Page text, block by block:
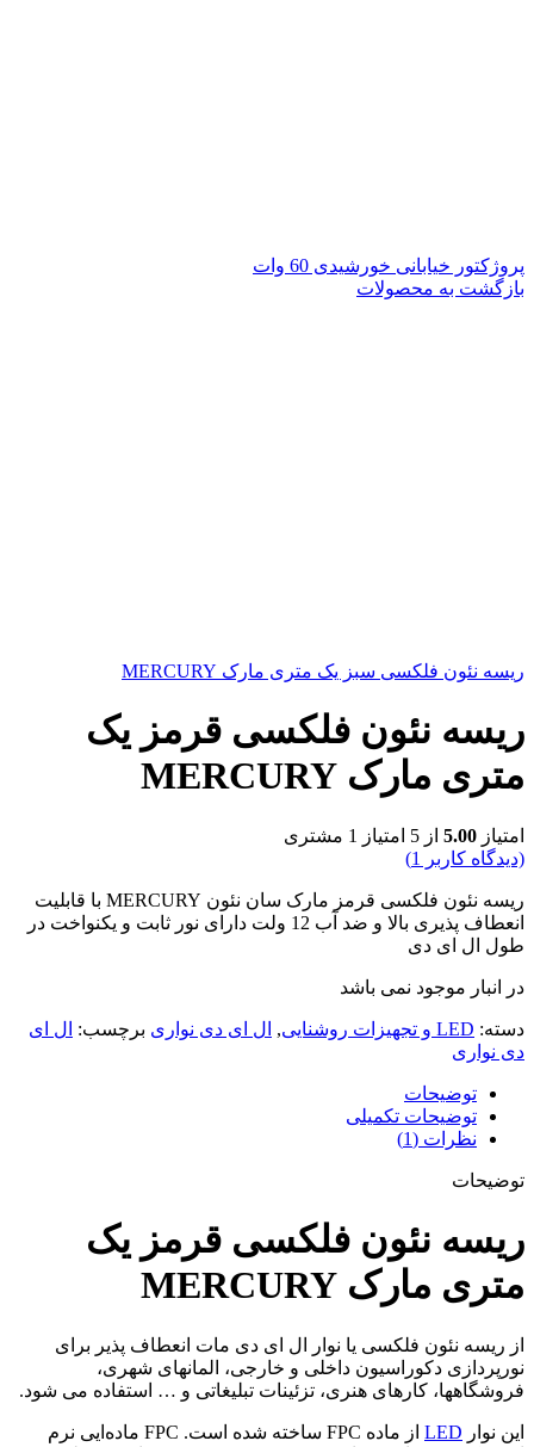
پروژکتور خیابانی خورشیدی 60 وات
بازگشت به محصولات
ریسه نئون فلکسی سبز یک متری مارک MERCURY
ریسه نئون فلکسی قرمز یک
متری مارک MERCURY
امتیاز 5.00 از 5 امتیاز 1 مشتری
(دیدگاه کاربر
1
)
ریسه نئون فلکسی قرمز مارک سان نئون MERCURY با قابلیت
انعطاف پذیری بالا و ضد آب 12 ولت دارای نور ثابت و یکنواخت در
طول ال ای دی
در انبار موجود نمی باشد
دسته: LED و تجهیزات روشنایی , ال ای دی نواری برچسب: ال ای
دی نواری
توضیحات
توضیحات تکمیلی
نظرات (1)
توضیحات
ریسه نئون فلکسی قرمز یک
متری مارک MERCURY
از ریسه نئون فلکسی یا نوار ال ای دی مات انعطاف پذیر برای
نورپردازی دکوراسیون داخلی و خارجی، المانهای شهری،
فروشگاهها، کارهای هنری، تزئینات تبلیغاتی و … استفاده می شود.
این نوار LED
از ماده FPC ساخته شده است. FPC ماده‌ایی نرم